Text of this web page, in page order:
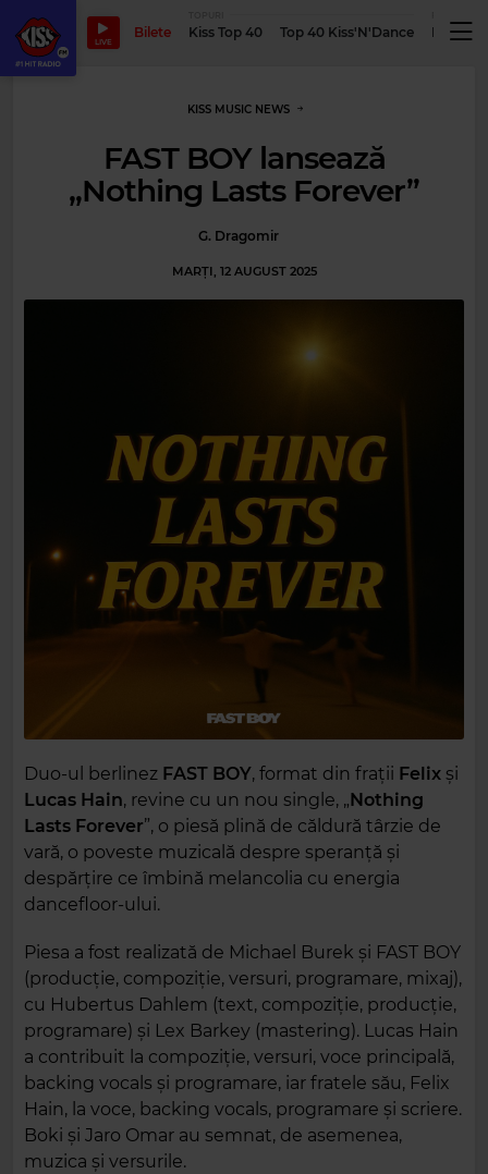
LIVE
Bilete Kiss Top 40 Top 40 Kiss'N'Dance
KISS MUSIC NEWS
FAST BOY lansează
„Nothing Lasts Forever”
G. Dragomir
MARȚI, 12 AUGUST 2025
Duo-ul berlinez FAST BOY, format din frații Felix și
Lucas Hain, revine cu un nou single, „Nothing
Lasts Forever”, o piesă plină de căldură târzie de
vară, o poveste muzicală despre speranță și
despărțire ce îmbină melancolia cu energia
dancefloor-ului.
Piesa a fost realizată de Michael Burek și FAST BOY
(producție, compoziție, versuri, programare, mixaj),
cu Hubertus Dahlem (text, compoziție, producție,
programare) și Lex Barkey (mastering). Lucas Hain
a contribuit la compoziție, versuri, voce principală,
backing vocals și programare, iar fratele său, Felix
Hain, la voce, backing vocals, programare și scriere.
Boki și Jaro Omar au semnat, de asemenea,
muzica și versurile.